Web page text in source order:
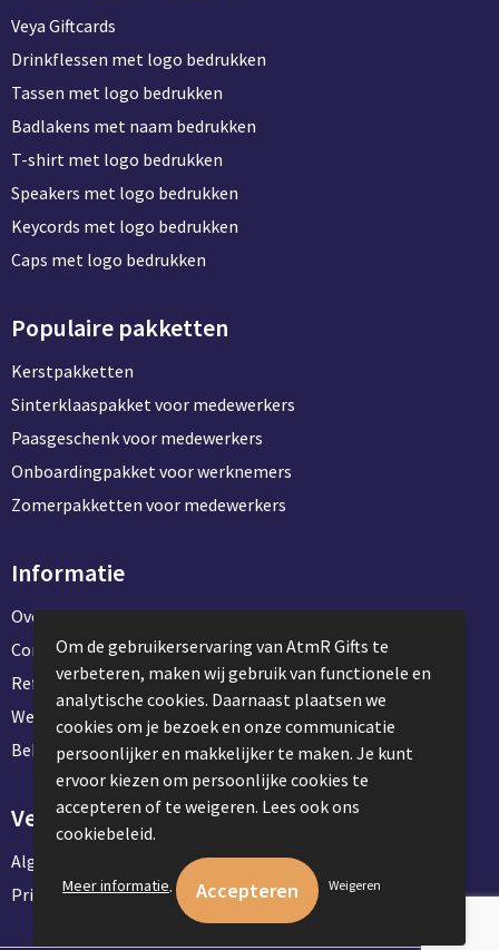
Veya Giftcards
Drinkflessen met logo bedrukken
Tassen met logo bedrukken
Badlakens met naam bedrukken
T-shirt met logo bedrukken
Speakers met logo bedrukken
Keycords met logo bedrukken
Caps met logo bedrukken
Populaire pakketten
Kerstpakketten
Sinterklaaspakket voor medewerkers
Paasgeschenk voor medewerkers
Onboardingpakket voor werknemers
Zomerpakketten voor medewerkers
Informatie
Over ons
Contact en klantenservice
Referentie projecten
Werken & stage bij AtmR Gifts
Bekijk kantoorbenodigdheden
Veilig winkelen
Algemene voorwaarden
Privacyverklaring
Om de gebruikerservaring van AtmR Gifts te
verbeteren, maken wij gebruik van functionele en
analytische cookies. Daarnaast plaatsen we
cookies om je bezoek en onze communicatie
persoonlijker en makkelijker te maken. Je kunt
ervoor kiezen om persoonlijke cookies te
accepteren of te weigeren. Lees ook ons
cookiebeleid.
Meer informatie. Weigeren